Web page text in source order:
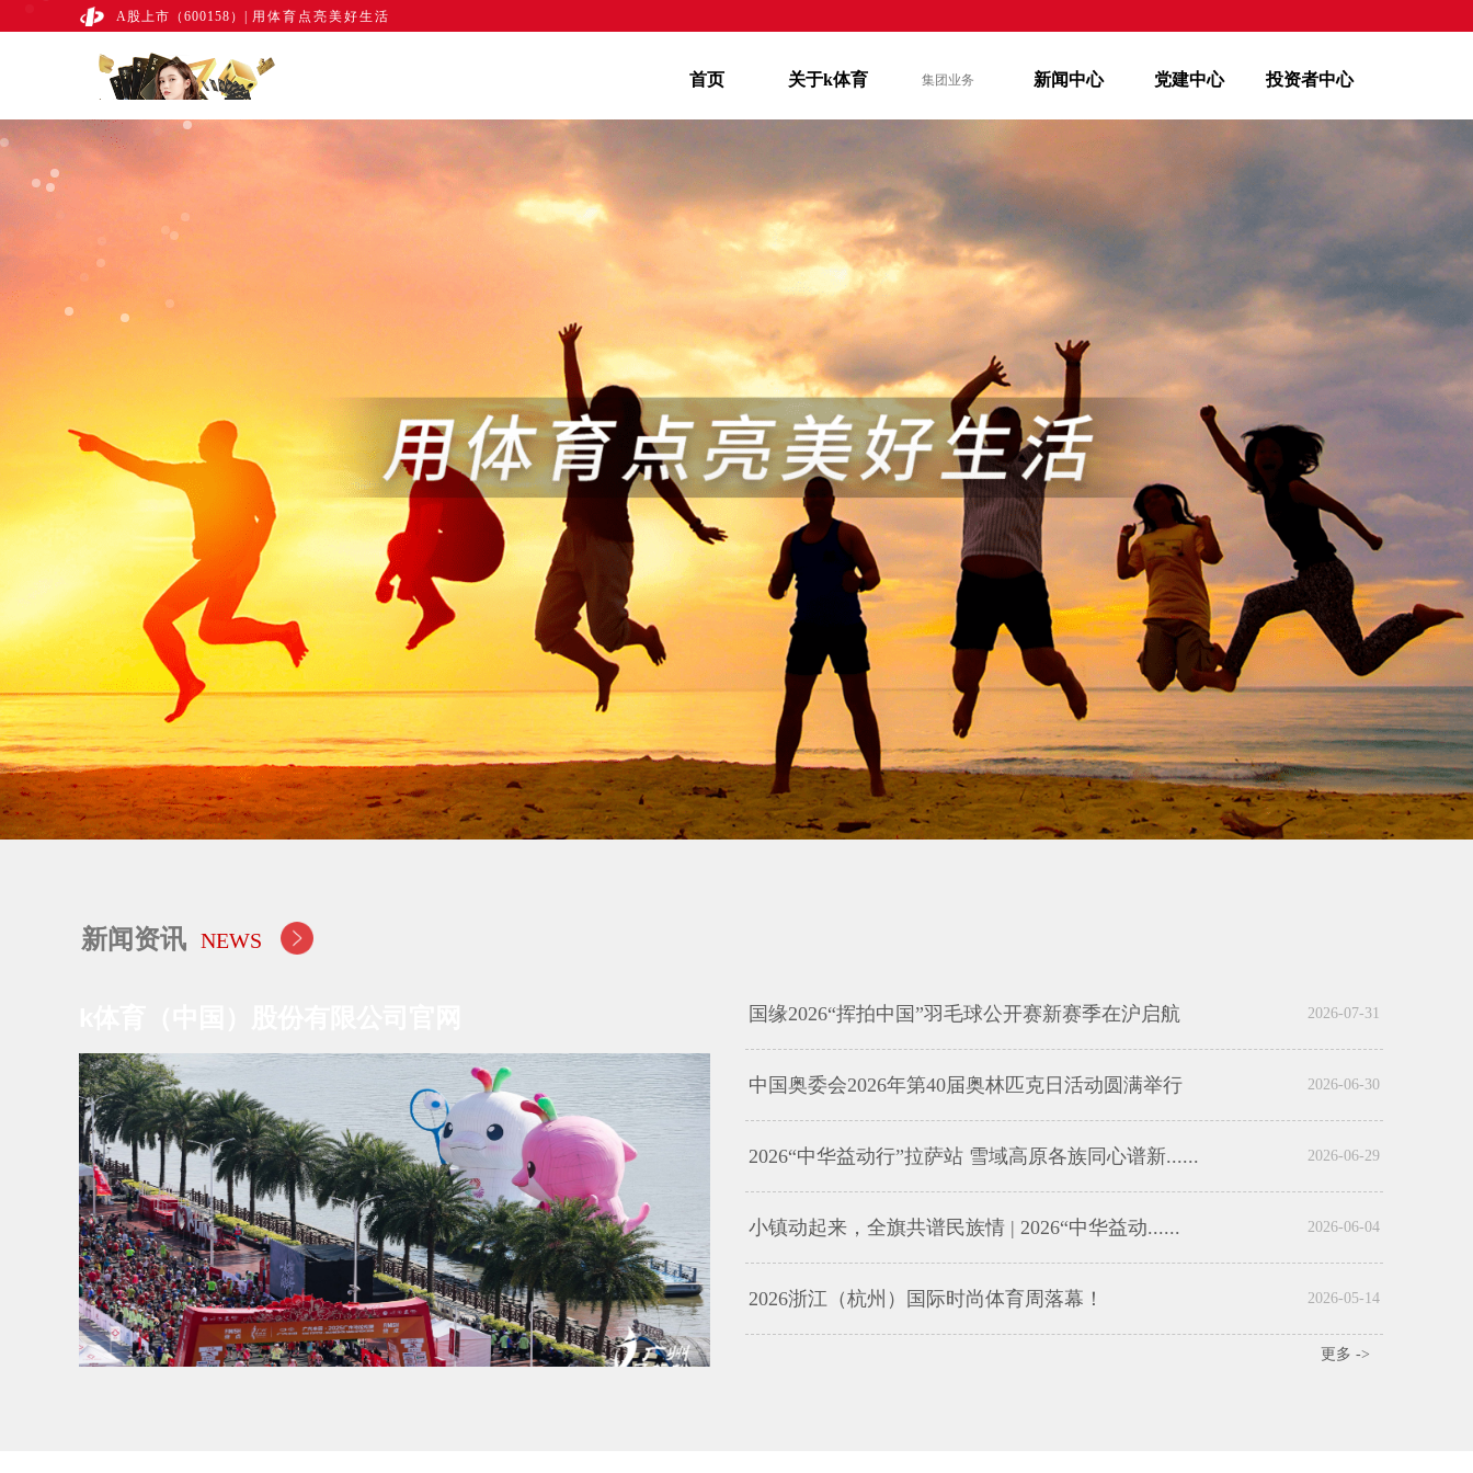
A股上市（600158） 用体育点亮美好生活
首页 关于k体育 集团业务 新闻中心 党建中心 投资者中心
新闻资讯 NEWS
国缘2026“挥拍中国”羽毛球公开赛新赛季在沪启航 2026-07-31
中国奥委会2026年第40届奥林匹克日活动圆满举行 2026-06-30
2026“中华益动行”拉萨站 雪域高原各族同心谱新...... 2026-06-29
小镇动起来，全旗共谱民族情 | 2026“中华益动...... 2026-06-04
2026浙江（杭州）国际时尚体育周落幕！ 2026-05-14
更多 ->